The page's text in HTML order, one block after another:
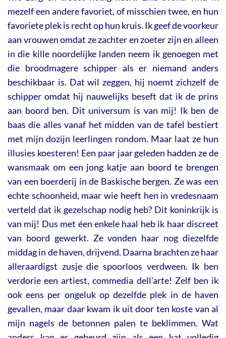
mezelf een andere favoriet, of misschien twee, en hun
favoriete plek is recht op hun kruis. Ik geef de voorkeur
aan vrouwen omdat ze zachter en zoeter zijn en alleen
in die kille noordelijke landen neem ik genoegen met
die broodmagere schipper als er niemand anders
beschikbaar is. Dat wil zeggen, hij noemt zichzelf de
schipper omdat hij nauwelijks beseft dat ìk de prins
aan boord ben. Dit universum is van mij! Ik ben de
baas die alles vanaf het midden van de tafel bestiert
met mijn dozijn leerlingen rondom. Maar laat ze hun
illusies koesteren! Een paar jaar geleden hadden ze de
wansmaak om een jong katje aan boord te brengen
van een boerderij in de Baskische bergen. Ze was een
echte schoonheid, maar wie heeft hen in vredesnaam
verteld dat ik gezelschap nodig heb? Dit koninkrijk is
van mij! Dus met éen enkele haal heb ik haar discreet
van boord gewerkt. Ze vonden haar nog diezelfde
middag in de haven, drijvend. Daarna brachten ze haar
alleraardigst zusje die spoorloos verdween. Ik ben
verdorie een artiest, commedia dell’arte! Zelf ben ik
ook eens per ongeluk op dezelfde plek in de haven
gevallen, maar daar kwam ik uit door ten koste van al
mijn nagels de betonnen palen te beklimmen. Wat